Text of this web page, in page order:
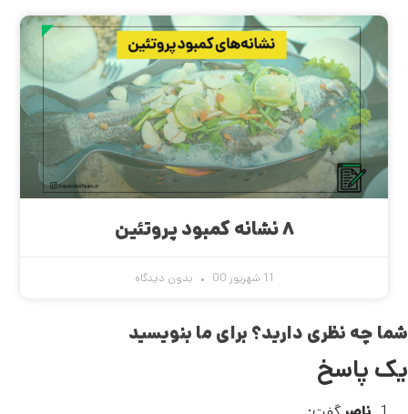
۸ نشانه کمبود پروتئین
11 شهریور 00 بدون دیدگاه
شما چه نظری دارید؟ برای ما بنویسید
یک پاسخ